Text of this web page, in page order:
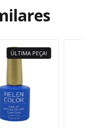
ÚLTIMA PEÇA!